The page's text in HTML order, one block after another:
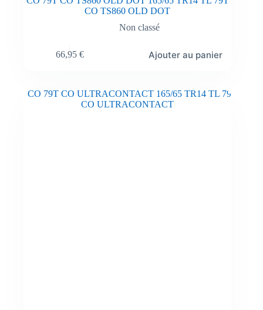
CO TS860 OLD DOT
Non classé
66,95 € Ajouter au panier